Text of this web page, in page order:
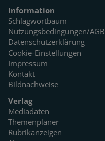
Information
Schlagwortbaum
Nutzungsbedingungen/AGB
Datenschutzerklärung
Cookie-Einstellungen
Impressum
Kontakt
Bildnachweise
Verlag
Mediadaten
Themenplaner
Rubrikanzeigen